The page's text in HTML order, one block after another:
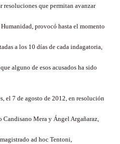
que permitan avanzar
provocó hasta el momento
a los 10 días de cada indagatoria,
alguno de esos acusados ha sido
el 7 de agosto de 2012, en resolución
Candisano Mera y Ángel Argañaraz,
ad hoc Tentoni,